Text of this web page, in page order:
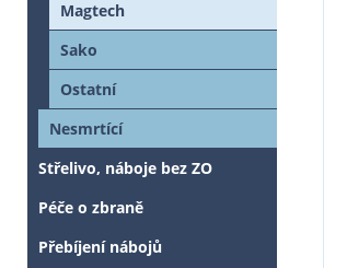
Magtech
Sako
Ostatní
Nesmrtící
Střelivo, náboje bez ZO
Péče o zbraně
Přebíjení nábojů